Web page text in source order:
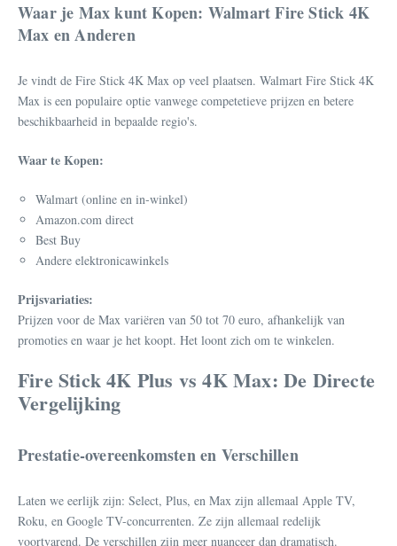
Waar je Max kunt Kopen: Walmart Fire Stick 4K
Max en Anderen
Je vindt de Fire Stick 4K Max op veel plaatsen. Walmart Fire Stick 4K
Max is een populaire optie vanwege competetieve prijzen en betere
beschikbaarheid in bepaalde regio's.
Waar te Kopen:
Walmart (online en in-winkel)
Amazon.com direct
Best Buy
Andere elektronicawinkels
Prijsvariaties:
Prijzen voor de Max variëren van 50 tot 70 euro, afhankelijk van
promoties en waar je het koopt. Het loont zich om te winkelen.
Fire Stick 4K Plus vs 4K Max: De Directe
Vergelijking
Prestatie-overeenkomsten en Verschillen
Laten we eerlijk zijn: Select, Plus, en Max zijn allemaal Apple TV,
Roku, en Google TV-concurrenten. Ze zijn allemaal redelijk
voortvarend. De verschillen zijn meer nuanceer dan dramatisch.